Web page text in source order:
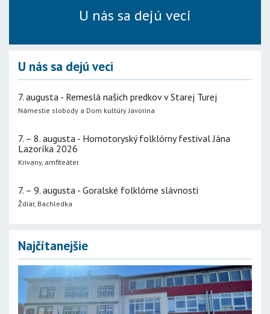
U nás sa dejú veci
U nás sa dejú veci
7. augusta - Remeslá našich predkov v Starej Turej
Námestie slobody a Dom kultúry Javorina
7. – 8. augusta - Hornotoryský folklórny festival Jána
Lazoríka 2026
Krivany, amfiteáter
7. – 9. augusta - Goralské folklórne slávnosti
Ždiar, Bachledka
Najčítanejšie